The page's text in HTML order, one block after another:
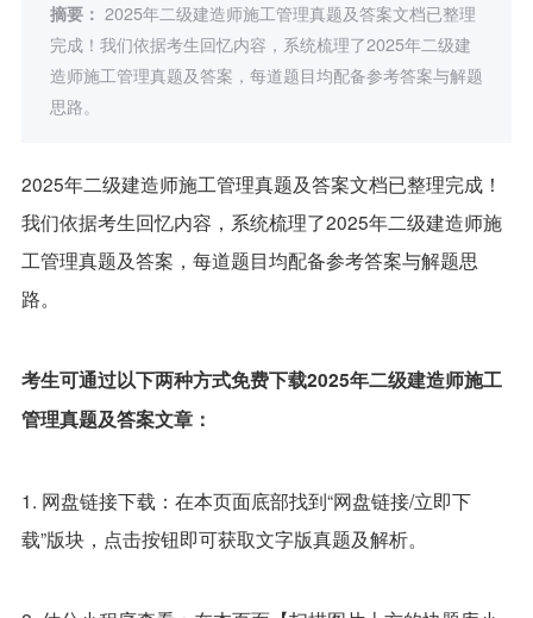
摘要： 2025年二级建造师施工管理真题及答案文档已整理
完成！我们依据考生回忆内容，系统梳理了2025年二级建
造师施工管理真题及答案，每道题目均配备参考答案与解题
思路。
2025年二级建造师施工管理真题及答案文档已整理完成！
我们依据考生回忆内容，系统梳理了2025年二级建造师施
工管理真题及答案，每道题目均配备参考答案与解题思
路。
考生可通过以下两种方式免费下载2025年二级建造师施工
管理真题及答案文章：
1. 网盘链接下载：在本页面底部找到“网盘链接/立即下
载”版块，点击按钮即可获取文字版真题及解析。